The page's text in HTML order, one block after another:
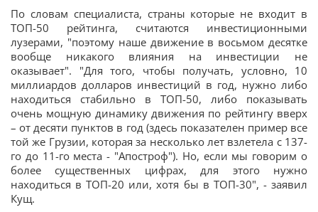
По словам специалиста, страны которые не входит в
ТОП-50 рейтинга, считаются инвестиционными
лузерами, "поэтому наше движение в восьмом десятке
вообще никакого влияния на инвестиции не
оказывает". "Для того, чтобы получать, условно, 10
миллиардов долларов инвестиций в год, нужно либо
находиться стабильно в ТОП-50, либо показывать
очень мощную динамику движения по рейтингу вверх
– от десяти пунктов в год (здесь показателен пример все
той же Грузии, которая за несколько лет взлетела с 137-
го до 11-го места - "Апостроф"). Но, если мы говорим о
более существенных цифрах, для этого нужно
находиться в ТОП-20 или, хотя бы в ТОП-30", - заявил
Кущ.